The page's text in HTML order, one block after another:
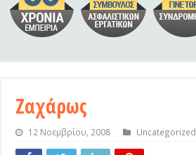
Ζαχάρως
12 Νοεμβρίου, 2008 Uncategorized